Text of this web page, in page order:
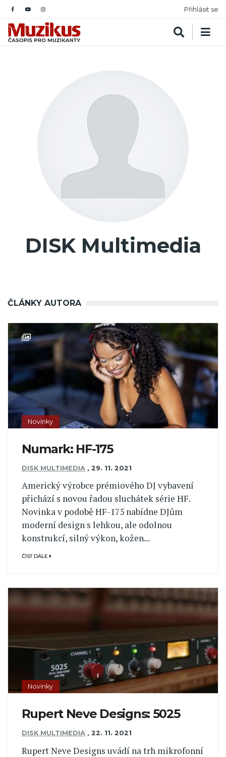
Přihlásit se
DISK Multimedia
ČLÁNKY AUTORA
Novinky
Numark: HF-175
DISK MULTIMEDIA , 29. 11. 2021
Americký výrobce prémiového DJ vybavení
přichází s novou řadou sluchátek série HF.
Novinka v podobě HF-175 nabídne DJům
moderní design s lehkou, ale odolnou
konstrukcí, silný výkon, kožen...
ČÍST DÁLE
Novinky
Rupert Neve Designs: 5025
DISK MULTIMEDIA , 22. 11. 2021
Rupert Neve Designs uvádí na trh mikrofonní